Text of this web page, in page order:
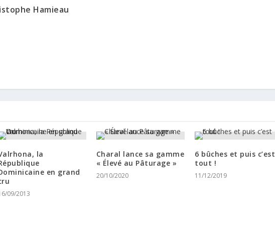
Hamieau
la
en grand
09/2013
Charal lance sa gamme
« Élevé au Pâturage »
20/10/2020
6 bûches et puis c’est
tout !
11/12/2019